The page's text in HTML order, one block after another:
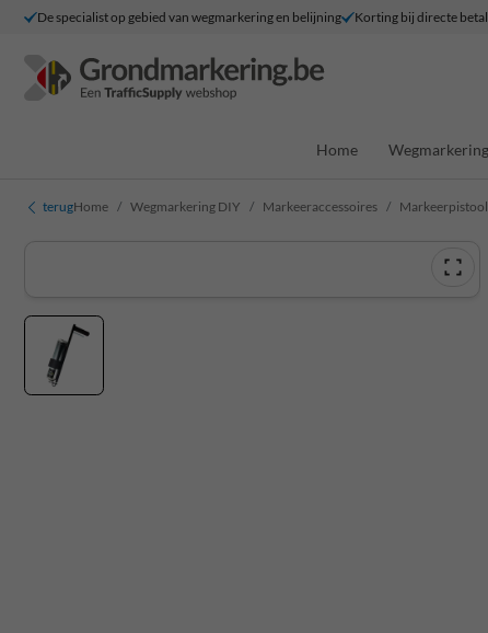
De specialist op gebied van wegmarkering en belijning Korting bij directe
Home
terugHome Wegmarkering DIY Markeeraccessoires